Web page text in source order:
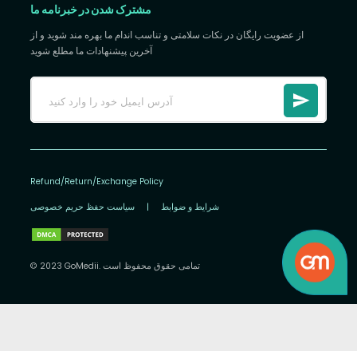
مشترک شدن در خبرنامه ما
از عضویت رایگان در نکات سلامتی و تناسب اندام ما بهره مند شوید و از
آخرین پیشنهادات ما مطلع شوید
Refund/Return/Exchange Policy
سیاست حفظ حریم خصوصی | شرایط و ضوابط
© 2023 GoMedii. تمامی حقوق محفوظ است